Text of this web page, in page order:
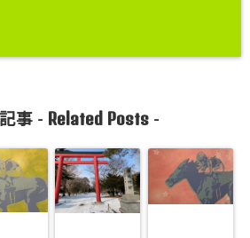
事 - Related Posts-